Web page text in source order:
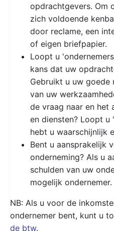
opdrachtgevers. Om
zich voldoende
door reclame, een
of eigen briefpapier.
Loopt u
kans dat uw
Gebruikt u uw goede
van uw
de vraag naar en het
en diensten? Loopt u
hebt u waarschijnlijk
Bent u aansprakelijk
onderneming? Als u
schulden van uw
mogelijk ondernemer.
NB: Als u voor de
ondernemer bent, kunt u
de btw.